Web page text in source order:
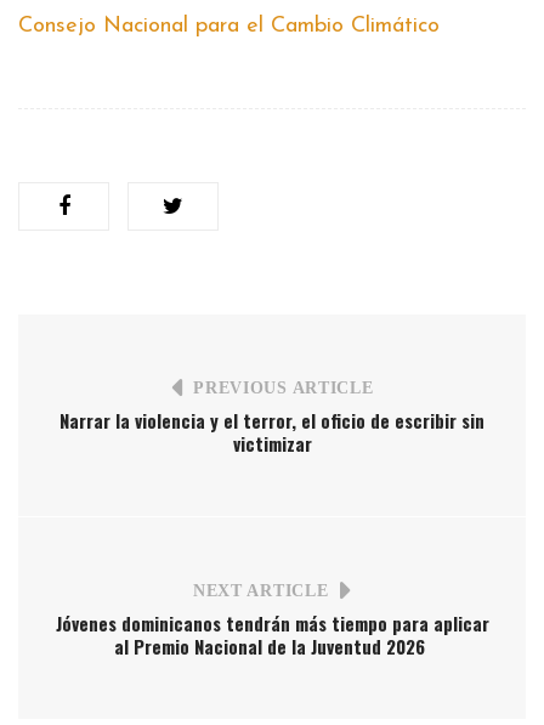
Consejo Nacional para el Cambio Climático
PREVIOUS ARTICLE
Narrar la violencia y el terror, el oficio de escribir sin
victimizar
NEXT ARTICLE
Jóvenes dominicanos tendrán más tiempo para aplicar
al Premio Nacional de la Juventud 2026